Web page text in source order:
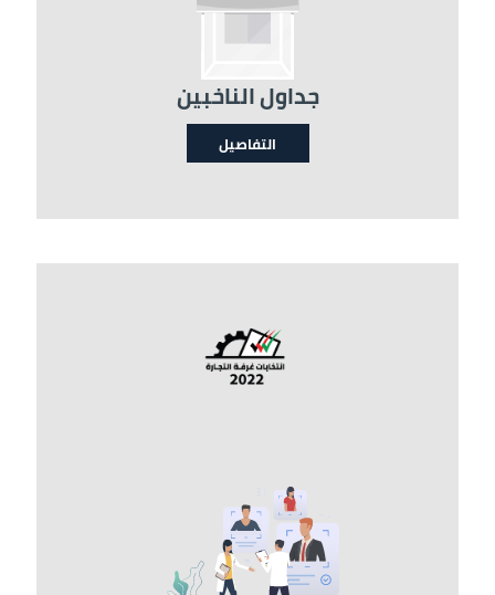
جداول الناخبين
التفاصيل
الصورة